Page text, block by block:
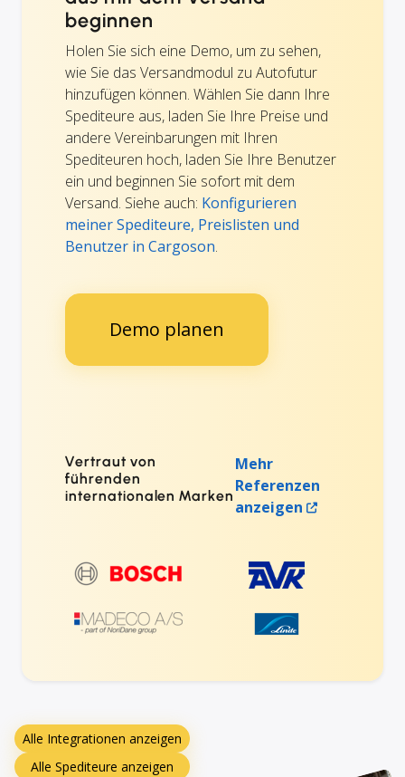
beginnen
Holen Sie sich eine Demo, um zu sehen,
wie Sie das Versandmodul zu Autofutur
hinzufügen können. Wählen Sie dann Ihre
Spediteure aus, laden Sie Ihre Preise und
andere Vereinbarungen mit Ihren
Spediteuren hoch, laden Sie Ihre Benutzer
ein und beginnen Sie sofort mit dem
Versand. Siehe auch: Konfigurieren
meiner Spediteure, Preislisten und
Benutzer in Cargoson.
Demo planen
Vertraut von
führenden
internationalen Marken
Mehr
Referenzen
anzeigen
Alle Integrationen anzeigen
Alle Spediteure anzeigen